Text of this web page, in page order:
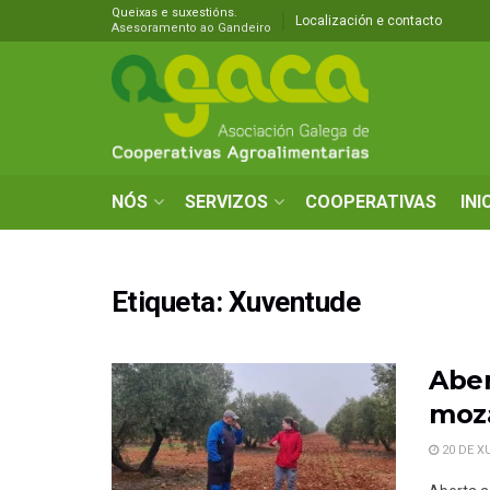
Queixas e suxestións.
Asesoramento ao Gandeiro
Localización e contacto
NÓS SERVIZOS COOPERATIVAS
Etiqueta: Xuventude
20 DE